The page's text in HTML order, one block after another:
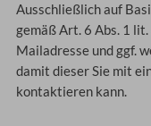
Ausschließlich auf
gemäß Art. 6 Abs. 1
Mailadresse und ggf.
damit dieser Sie mit
kontaktieren kann.